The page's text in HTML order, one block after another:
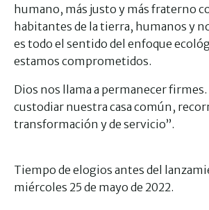
humano, más justo y más fraterno
habitantes de la tierra, humanos y
es todo el sentido del enfoque
estamos comprometidos.
Dios nos llama a permanecer firmes.
custodiar nuestra casa común,
transformación y de servicio”.
Tiempo de elogios antes del
miércoles 25 de mayo de 2022.